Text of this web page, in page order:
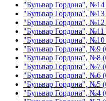
"Бульвар Гордона", №14
"Бульвар Гордона", №13
"Бульвар Гордона", №12
"Бульвар Гордона", №11
"Бульвар Гордона", №10
"Бульвар Гордона", №9
"Бульвар Гордона", №8
"Бульвар Гордона", №7
"Бульвар Гордона", №6
"Бульвар Гордона", №5
"Бульвар Гордона", №4